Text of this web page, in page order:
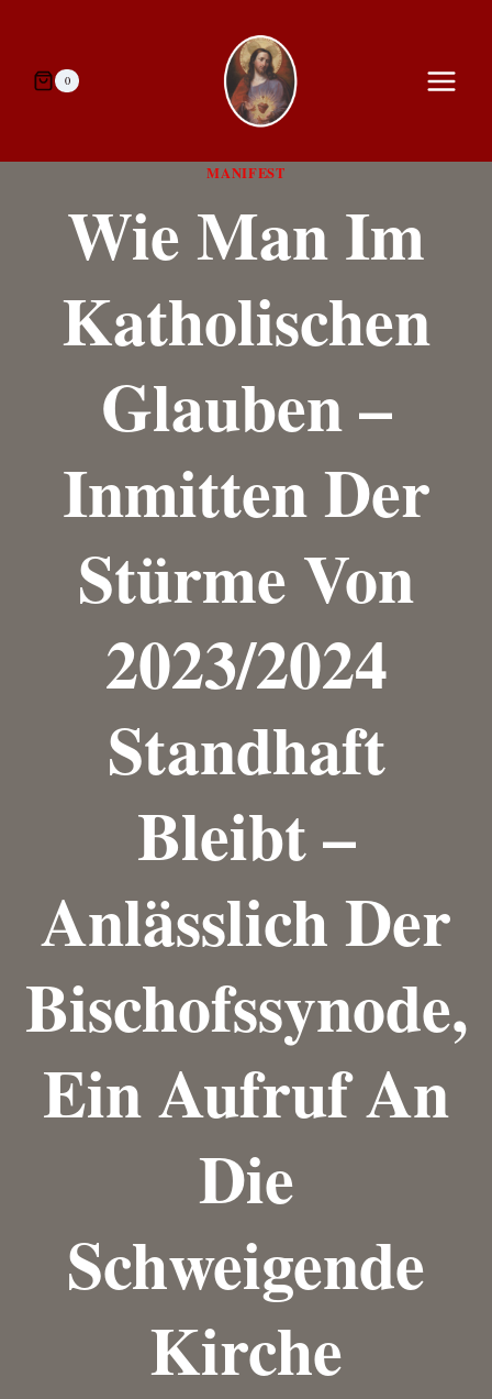
springen0
MANIFEST
Wie Man Im
Katholischen
Glauben –
Inmitten Der
Stürme Von
2023/2024
Standhaft
Bleibt –
Anlässlich Der
Bischofssynode,
Ein Aufruf An
Die
Schweigende
Kirche